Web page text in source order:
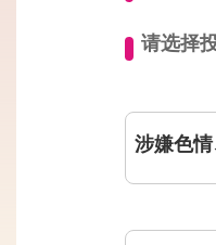
请选择
涉嫌色